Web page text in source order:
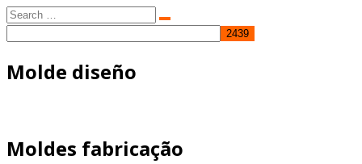
Search
for:
Search
Molde diseño
Moldes fabricação